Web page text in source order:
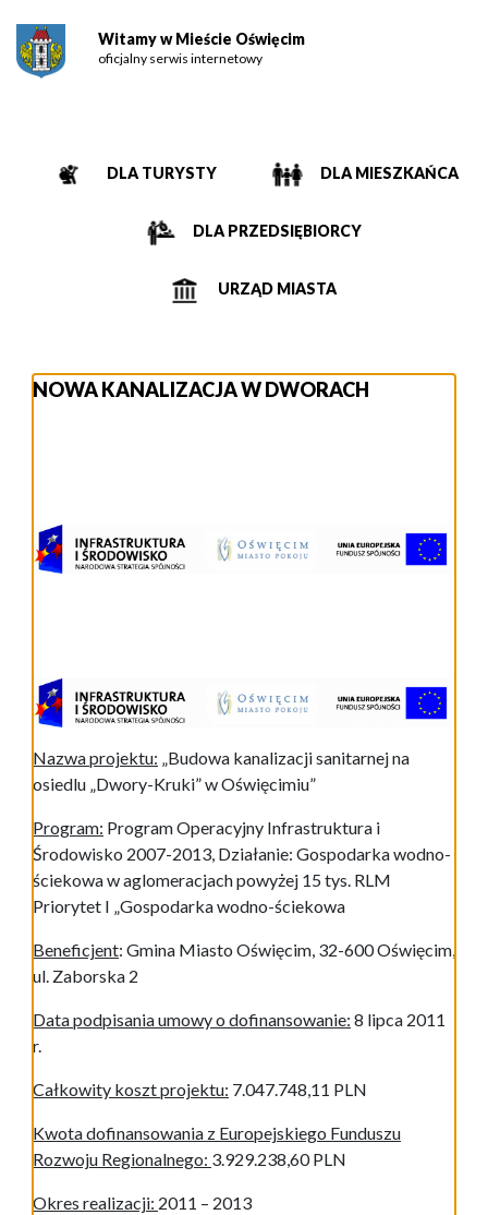
Witamy w Mieście Oświęcim
oficjalny serwis internetowy
DLA TURYSTY DLA MIESZKAŃCA
DLA PRZEDSIĘBIORCY
URZĄD MIASTA
NOWA KANALIZACJA W DWORACH
Nazwa projektu: „Budowa kanalizacji sanitarnej na
osiedlu „Dwory-Kruki” w Oświęcimiu”
Program: Program Operacyjny Infrastruktura i
Środowisko 2007-2013, Działanie: Gospodarka wodno-
ściekowa w aglomeracjach powyżej 15 tys. RLM
Priorytet I „Gospodarka wodno-ściekowa
Beneficjent: Gmina Miasto Oświęcim, 32-600 Oświęcim,
ul. Zaborska 2
Data podpisania umowy o dofinansowanie: 8 lipca 2011
r.
Całkowity koszt projektu: 7.047.748,11 PLN
Kwota dofinansowania z Europejskiego Funduszu
Rozwoju Regionalnego: 3.929.238,60 PLN
Okres realizacji: 2011 – 2013